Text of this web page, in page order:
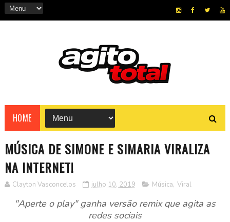
HOME
MÚSICA DE SIMONE E SIMARIA VIRALIZA
NA INTERNET!
Clayton Vasconcelos julho 10, 2019 Música, Viral
"Aperte o play" ganha versão remix que agita as
redes sociais